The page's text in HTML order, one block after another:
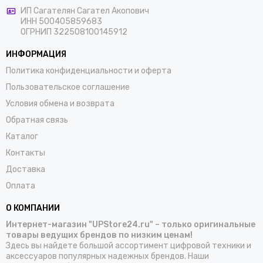
ИП Сагателян Сагател Акопович
ИНН 500405859683
ОГРНИП 322508100145912
ИНФОРМАЦИЯ
Политика конфиденциальности и оферта
Пользовательское соглашение
Условия обмена и возврата
Обратная связь
Каталог
Контакты
Доставка
Оплата
О КОМПАНИИ
Интернет-магазин "UPStore24.ru" – только оригинальные
товары ведущих брендов по низким ценам!
Здесь вы найдете большой ассортимент цифровой техники и
аксессуаров популярных надежных брендов. Наши